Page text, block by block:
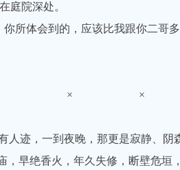
院深处。
所体会到的，应该比我跟你二哥
× ×
迹，一到夜晚，那更是寂静、阴
早绝香火，年久失修，断壁危垣